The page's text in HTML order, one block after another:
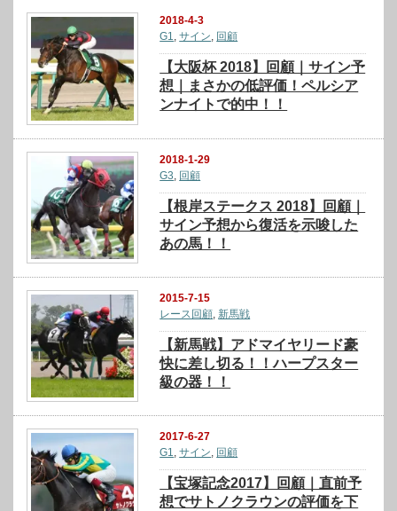
2018-4-3
G1,サイン, 回顧
【大阪杯 2018】回顧｜サイン予
想｜まさかの低評価！ペルシア
ンナイトで的中！！
2018-1-29
G3 回顧
【根岸ステークス 2018】回顧｜
サイン予想から復活を示唆した
あの馬！！
2015-7-15
レース回顧, 新馬戦
【新馬戦】アドマイヤリード豪
快に差し切る！！ハープスター
級の器！！
2017-6-27
G1,サイン, 回顧
【宝塚記念2017】回顧｜直前予
想でサトノクラウンの評価を下